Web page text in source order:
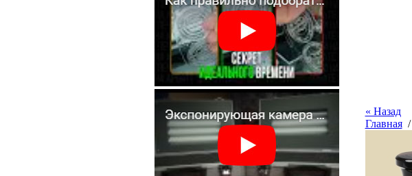
« Назад
Главная/